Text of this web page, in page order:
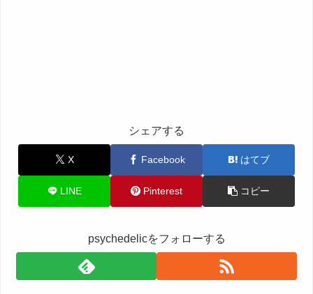
シェアする
X Facebook はてブ
LINE Pinterest コピー
psychedelicをフォローする